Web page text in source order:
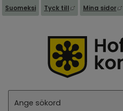
Suomeksi Tyck till Länk till
Mina sidor